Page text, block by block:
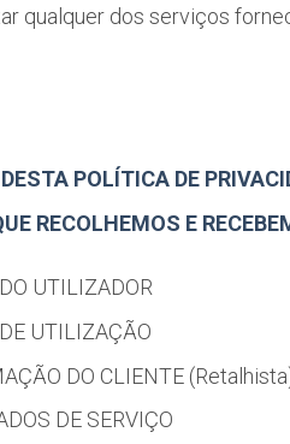
qualquer dos serviços
POLÍTICA DE
RECOLHEMOS E
UTILIZADOR
UTILIZAÇÃO
DO CLIENTE
DE SERVIÇO